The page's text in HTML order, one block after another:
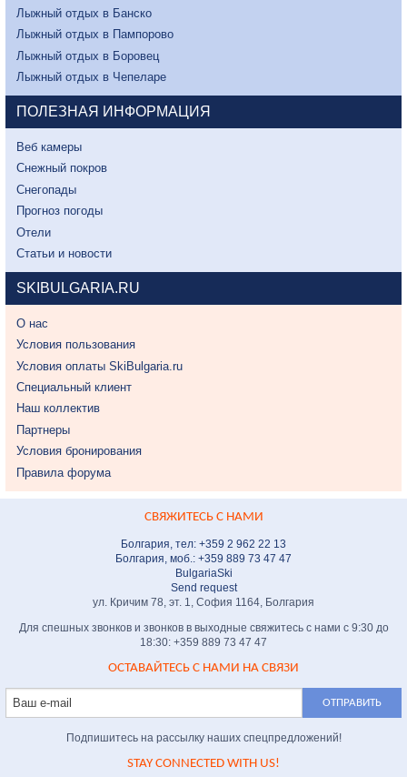
Лыжный отдых в Банско
Лыжный отдых в Пампорово
Лыжный отдых в Боровец
Лыжный отдых в Чепеларе
ПОЛЕЗНАЯ ИНФОРМАЦИЯ
Веб камеры
Снежный покров
Снегопады
Прогноз погоды
Отели
Статьи и новости
SKIBULGARIA.RU
О нас
Условия пользования
Условия оплаты SkiBulgaria.ru
Специальный клиент
Наш коллектив
Партнеры
Условия бронирования
Правила форума
СВЯЖИТЕСЬ С НАМИ
Болгария, тел: +359 2 962 22 13
Болгария, моб.: +359 889 73 47 47
BulgariaSki
Send request
ул. Кричим 78, эт. 1, София 1164, Болгария
Для спешных звонков и звонков в выходные свяжитесь с нами с 9:30 до
18:30: +359 889 73 47 47
ОСТАВАЙТЕСЬ С НАМИ НА СВЯЗИ
Подпишитесь на рассылку наших спецпредложений!
STAY CONNECTED WITH US!